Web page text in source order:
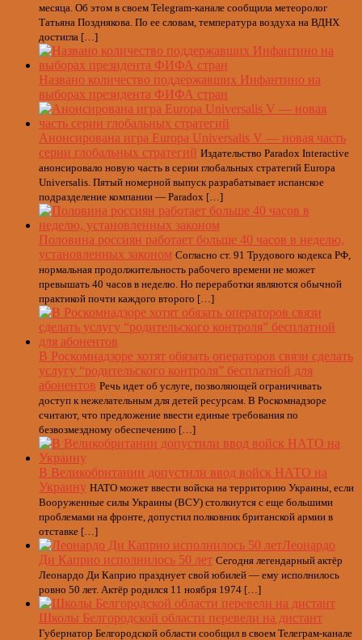
месяца. Об этом в своем Telegram-канале сообщила метеоролог
Татьяна Позднякова. По ее словам, температура воздуха на ВДНХ
достигла […]
Названо количество поддержавших Инфантино на
выборах президента ФИФА стран
Анонсирована игра Europa Universalis V — новая часть
серии глобальных стратегий Издательство Paradox Interactive
анонсировало новую часть в серии глобальных стратегий Europa
Universalis. Пятый номерной выпуск разрабатывает испанское
подразделение компании — Paradox […]
Половина россиян работает больше 40 часов в неделю,
установленных законом Согласно ст. 91 Трудового кодекса РФ,
нормальная продолжительность рабочего времени не может
превышать 40 часов в неделю. Но переработки являются обычной
практикой почти каждого второго […]
В Роскомнадзоре хотят обязать операторов связи сделать
услугу “родительского контроля” бесплатной для
абонентов Речь идет об услуге, позволяющей ограничивать
доступ к нежелательным для детей ресурсам. В Роскомнадзоре
считают, что предложение ввести единые требования по
безвозмездному обеспечению […]
В Великобритании допустили ввод войск НАТО на
Украину НАТО может ввести войска на территорию Украины, если
Вооруженные силы Украины (ВСУ) столкнутся с еще большими
проблемами на фронте, допустил полковник британской армии в
отставке […]
Леонардо
Ди Каприо исполнилось 50 лет Сегодня легендарный актёр
Леонардо Ди Каприо празднует свой юбилей — ему исполнилось
ровно 50 лет. Актёр родился 11 ноября 1974 […]
Школы Белгородской области перевели на дистант
Губернатор Белгородской области сообщил в своем Телеграм-канале